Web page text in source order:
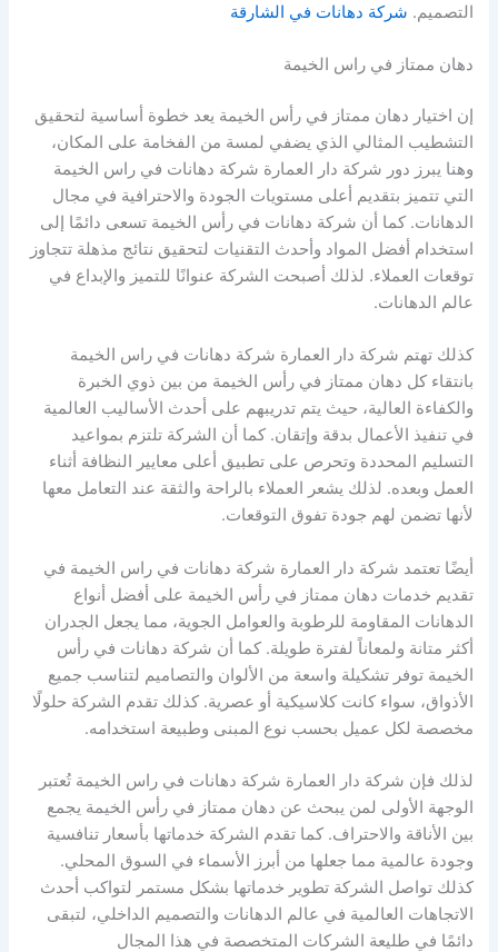
التصميم. شركة دهانات في الشارقة
دهان ممتاز في راس الخيمة
إن اختيار دهان ممتاز في رأس الخيمة يعد خطوة أساسية لتحقيق
التشطيب المثالي الذي يضفي لمسة من الفخامة على المكان،
وهنا يبرز دور شركة دار العمارة شركة دهانات في راس الخيمة
التي تتميز بتقديم أعلى مستويات الجودة والاحترافية في مجال
الدهانات. كما أن شركة دهانات في رأس الخيمة تسعى دائمًا إلى
استخدام أفضل المواد وأحدث التقنيات لتحقيق نتائج مذهلة تتجاوز
توقعات العملاء. لذلك أصبحت الشركة عنوانًا للتميز والإبداع في
عالم الدهانات.
كذلك تهتم شركة دار العمارة شركة دهانات في راس الخيمة
بانتقاء كل دهان ممتاز في رأس الخيمة من بين ذوي الخبرة
والكفاءة العالية، حيث يتم تدريبهم على أحدث الأساليب العالمية
في تنفيذ الأعمال بدقة وإتقان. كما أن الشركة تلتزم بمواعيد
التسليم المحددة وتحرص على تطبيق أعلى معايير النظافة أثناء
العمل وبعده. لذلك يشعر العملاء بالراحة والثقة عند التعامل معها
لأنها تضمن لهم جودة تفوق التوقعات.
أيضًا تعتمد شركة دار العمارة شركة دهانات في راس الخيمة في
تقديم خدمات دهان ممتاز في رأس الخيمة على أفضل أنواع
الدهانات المقاومة للرطوبة والعوامل الجوية، مما يجعل الجدران
أكثر متانة ولمعاناً لفترة طويلة. كما أن شركة دهانات في رأس
الخيمة توفر تشكيلة واسعة من الألوان والتصاميم لتناسب جميع
الأذواق، سواء كانت كلاسيكية أو عصرية. كذلك تقدم الشركة حلولًا
مخصصة لكل عميل بحسب نوع المبنى وطبيعة استخدامه.
لذلك فإن شركة دار العمارة شركة دهانات في راس الخيمة تُعتبر
الوجهة الأولى لمن يبحث عن دهان ممتاز في رأس الخيمة يجمع
بين الأناقة والاحتراف. كما تقدم الشركة خدماتها بأسعار تنافسية
وجودة عالمية مما جعلها من أبرز الأسماء في السوق المحلي.
كذلك تواصل الشركة تطوير خدماتها بشكل مستمر لتواكب أحدث
الاتجاهات العالمية في عالم الدهانات والتصميم الداخلي، لتبقى
دائمًا في طليعة الشركات المتخصصة في هذا المجال